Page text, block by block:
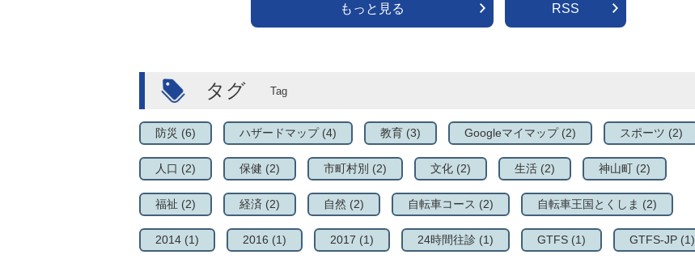
もっと見る RSS
タグ
防災 (6) ハザードマップ (4) 教育 (3) Googleマイマップ (2) スポーツ (2)
人口 (2) 保健 (2) 市町村別 (2) 文化 (2) 生活 (2) 神山町 (2)
福祉 (2) 経済 (2) 自然 (2) 自転車コース (2) 自転車王国とくしま (2)
2014 (1) 2016 (1) 2017 (1) 24時間往診 (1) GTFS (1) GTFS-JP (1)